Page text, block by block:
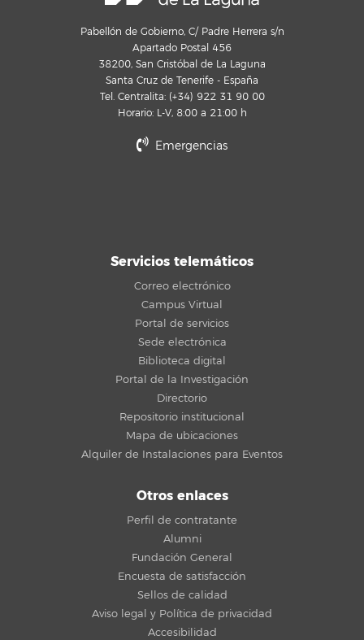
Pabellón de Gobierno, C/ Padre Herrera s/n
Apartado Postal 456
38200, San Cristóbal de La Laguna
Santa Cruz de Tenerife - España
Tel. Centralita: (+34) 922 31 90 00
Horario: L-V, 8:00 a 21:00 h
Emergencias
Servicios telemáticos
Correo electrónico
Campus Virtual
Portal de servicios
Sede electrónica
Biblioteca digital
Portal de la Investigación
Directorio
Repositorio institucional
Mapa de ubicaciones
Alquiler de Instalaciones para Eventos
Otros enlaces
Perfil de contratante
Alumni
Fundación General
Encuesta de satisfacción
Sellos de calidad
Aviso legal y Política de privacidad
Accesibilidad